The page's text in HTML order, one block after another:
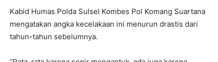
Kabid Humas Polda Sulsel Kombes Pol Komang Suartana
mengatakan angka kecelakaan ini menurun drastis dari
tahun-tahun sebelumnya.